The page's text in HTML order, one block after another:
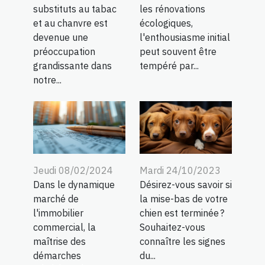
substituts au tabac
et au chanvre est
devenue une
préoccupation
grandissante dans
notre...
les rénovations
écologiques,
l'enthousiasme initial
peut souvent être
tempéré par...
Jeudi 08/02/2024
Dans le dynamique
marché de
l'immobilier
commercial, la
maîtrise des
démarches
Mardi 24/10/2023
Désirez-vous savoir si
la mise-bas de votre
chien est terminée ?
Souhaitez-vous
connaître les signes
du...